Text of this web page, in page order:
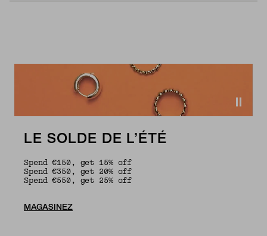
LE SOLDE DE L’ÉTÉ
Spend €150, get 15% off
Spend €350, get 20% off
Spend €550, get 25% off
MAGASINEZ